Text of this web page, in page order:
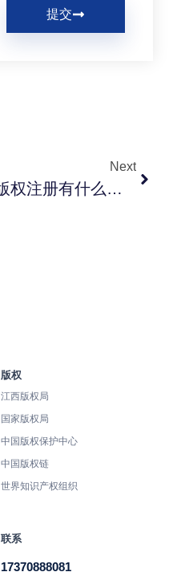
提交
Next
版权注册有什么好处？
版权
江西版权局
国家版权局
中国版权保护中心
中国版权链
世界知识产权组织
联系
17370888081